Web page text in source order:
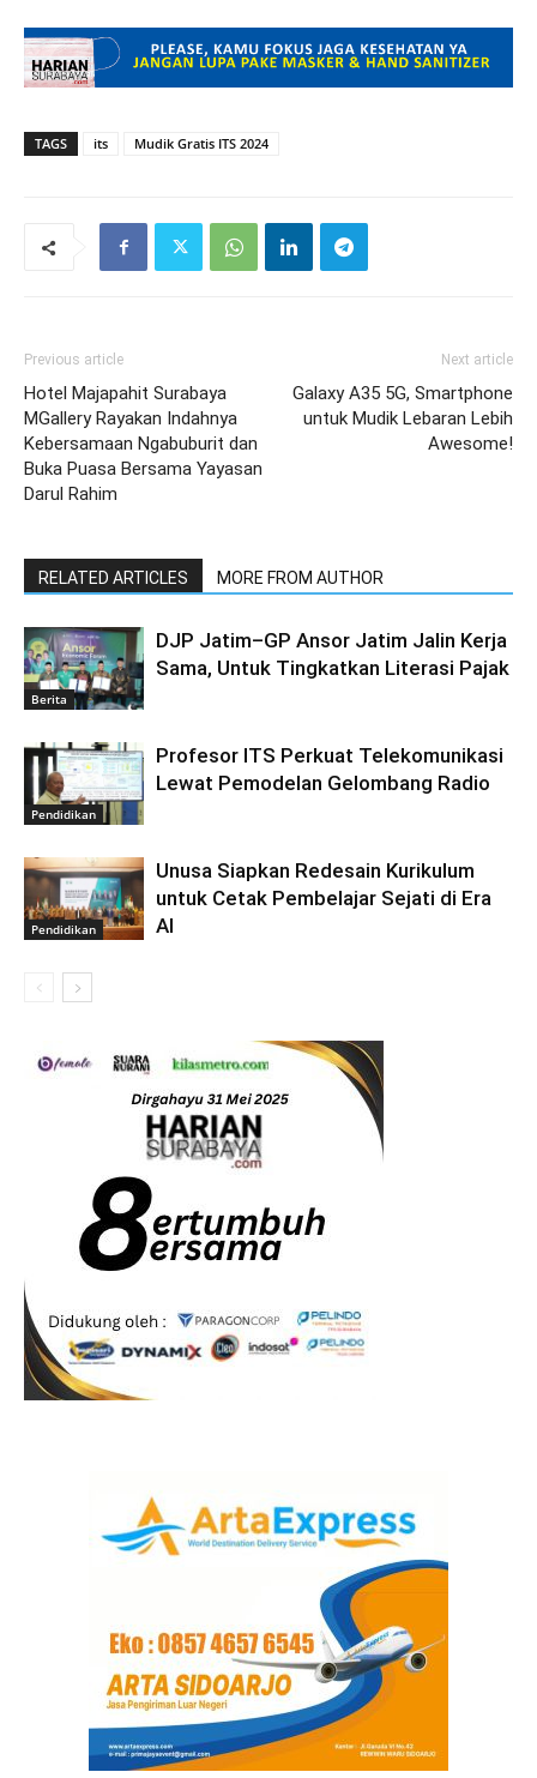
TAGS its Mudik Gratis ITS 2024
Previous article
Hotel Majapahit Surabaya
MGallery Rayakan Indahnya
Kebersamaan Ngabuburit dan
Buka Puasa Bersama Yayasan
Darul Rahim
Next article
Galaxy A35 5G, Smartphone
untuk Mudik Lebaran Lebih
Awesome!
RELATED ARTICLES MORE FROM AUTHOR
Berita
DJP Jatim–GP Ansor Jatim Jalin Kerja
Sama, Untuk Tingkatkan Literasi Pajak
Pendidikan
Profesor ITS Perkuat Telekomunikasi
Lewat Pemodelan Gelombang Radio
Pendidikan
Unusa Siapkan Redesain Kurikulum
untuk Cetak Pembelajar Sejati di Era
AI